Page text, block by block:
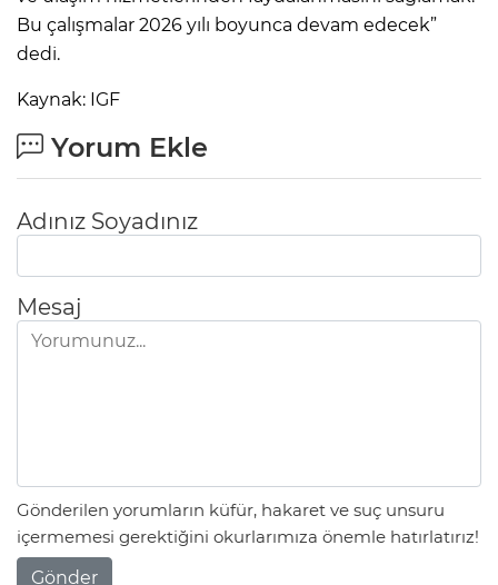
Bu çalışmalar 2026 yılı boyunca devam edecek”
dedi.
Kaynak: IGF
Yorum Ekle
Adınız Soyadınız
Mesaj
Gönderilen yorumların küfür, hakaret ve suç unsuru
içermemesi gerektiğini okurlarımıza önemle hatırlatırız!
Gönder